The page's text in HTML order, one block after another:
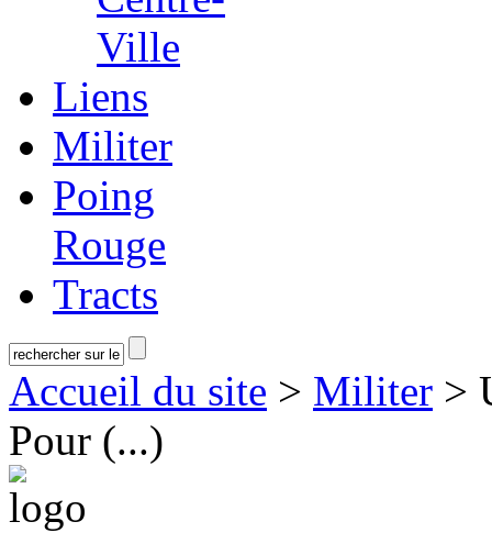
Ville
Liens
Militer
Poing
Rouge
Tracts
Accueil du site > Militer >
Pour (...)